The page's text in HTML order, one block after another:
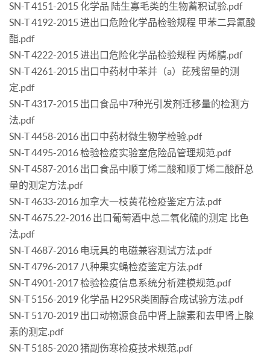
SN-T 4151-2015 化学品 陆生寡毛类的生物蓄积试验.pdf
SN-T 4192-2015 进出口危险化学品检验规程 甲苯二异氰酸
酯.pdf
SN-T 4222-2015 进出口危险化学品检验规程 丙烯腈.pdf
SN-T 4261-2015 出口中药材中苯并（a）芘残留量的测
定.pdf
SN-T 4317-2015 出口食品中7种光引发剂迁移量的检测方
法.pdf
SN-T 4458-2016 出口中药材微生物学检验.pdf
SN-T 4495-2016 检验检疫实验室危险品管理规范.pdf
SN-T 4587-2016 出口食品中顺丁烯二酸和顺丁烯二酸酐总
量的测定方法.pdf
SN-T 4633-2016 加拿大一枝黄花检疫鉴定方法.pdf
SN-T 4675.22-2016 出口葡萄酒中总二氧化硫的测定 比色
法.pdf
SN-T 4687-2016 电玩具的电磁兼容测试方法.pdf
SN-T 4796-2017 八种果实蝇检疫鉴定方法.pdf
SN-T 4901-2017 检验检疫信息系统分析建模规范.pdf
SN-T 5156-2019 化学品 H295R类固醇合成试验方法.pdf
SN-T 5170-2019 出口动物源食品中肾上腺素和去甲肾上腺
素的测定.pdf
SN-T 5185-2020 猪副伤寒检疫技术规范.pdf